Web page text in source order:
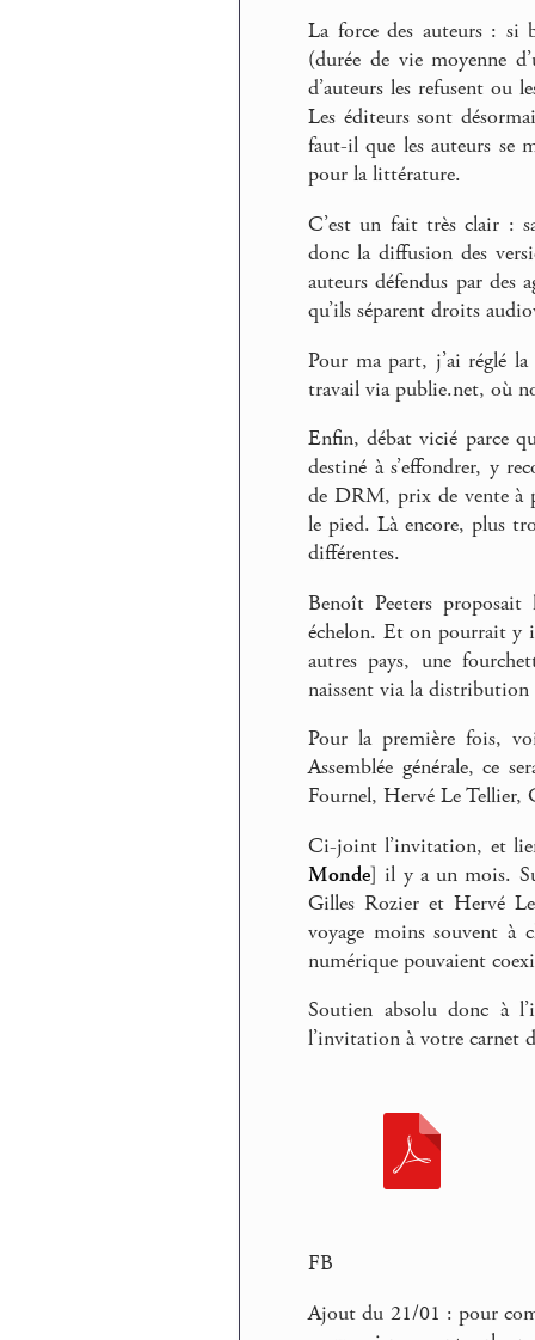
La force des auteurs : si
(durée de vie moyenne
d’auteurs les refusent ou
Les éditeurs sont
faut-il que les auteurs se
pour la littérature.
C’est un fait très clair :
donc la diffusion des
auteurs défendus par des
qu’ils séparent droits
Pour ma part, j’ai réglé
travail via publie.net, où
Enfin, débat vicié parce
destiné à s’effondrer, y
de DRM, prix de vente à
le pied. Là encore, plus
différentes.
Benoît Peeters
échelon. Et on pourrait y
autres pays, une
naissent via la distribution
Pour la première fois,
Assemblée générale, ce
Fournel, Hervé Le
Ci-joint l’invitation, et
Monde] il y a un mois.
Gilles Rozier et Hervé
voyage moins souvent à
numérique pouvaient
Soutien absolu donc à
l’invitation à votre carnet
FB
Ajout du 21/01 : pour